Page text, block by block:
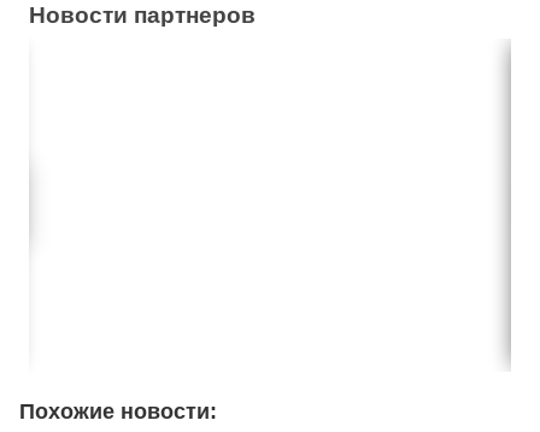
Новости партнеров
Похожие новости: